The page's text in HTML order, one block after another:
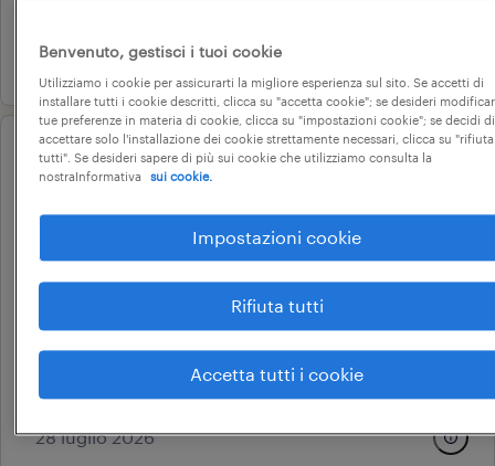
28 luglio 2026
operational
barista - aeroporto treviso
tempo determinato
15.000 € - 18.000 € annuale
airest retail srl
28 luglio 2026
Benvenuto, gestisci i tuoi cookie
Utilizziamo i cookie per assicurarti la migliore esperienza sul sito. Se accetti di
installare tutti i cookie descritti, clicca su "accetta cookie"; se desideri
tue preferenze in materia di cookie, clicca su "impostazioni cookie"; se decidi di
accettare solo l'installazione dei cookie strettamente necessari, clicca su "rifiuta
tutti". Se desideri sapere di più sui cookie che utilizziamo consulta la
nostraInformativa
sui cookie.
Impostazioni cookie
Rifiuta tutti
Accetta tutti i cookie